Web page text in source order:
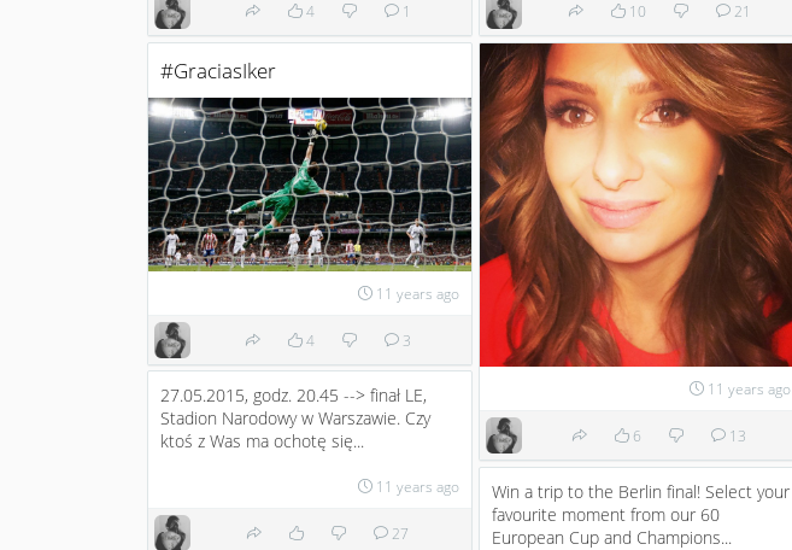
4 1 10 21
#GraciasIker
11 years ago
4 3
11 years ago
6 13
27.05.2015, godz. 20.45 --> finał LE,
Stadion Narodowy w Warszawie. Czy
ktoś z Was ma ochotę się...
11 years ago
27
Win a trip to the Berlin final! Select your
favourite moment from our 60
European Cup and Champions...